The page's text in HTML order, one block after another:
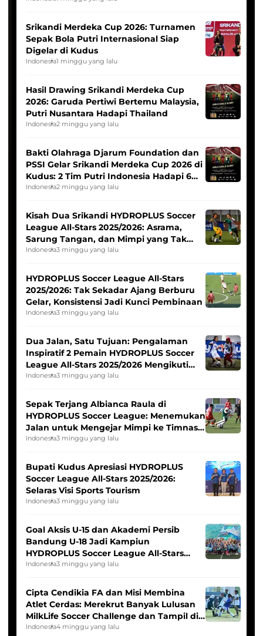
Srikandi Merdeka Cup 2026: Turnamen
Sepak Bola Putri Internasional Siap
Digelar di Kudus
Indonesia1 minggu yang lalu
Hasil Drawing Srikandi Merdeka Cup
2026: Garuda Pertiwi Bertemu Malaysia,
Putri Nusantara Hadapi Thailand
Indonesia2 minggu yang lalu
Bakti Olahraga Djarum Foundation dan
PSSI Gelar Srikandi Merdeka Cup 2026 di
Kudus: 2 Tim Putri Indonesia Hadapi 6
Tim Asia
Indonesia2 minggu yang lalu
Kisah Dua Srikandi HYDROPLUS Soccer
League All-Stars 2025/2026: Asrama,
Sarung Tangan, dan Mimpi yang Tak
Pernah Padam
Indonesia3 minggu yang lalu
HYDROPLUS Soccer League All-Stars
2025/2026: Tak Sekadar Ajang Berburu
Gelar, Konsistensi Jadi Kunci Pembinaan
Indonesia3 minggu yang lalu
Dua Jalan, Satu Tujuan: Pengalaman
Inspiratif 2 Pemain HYDROPLUS Soccer
League All-Stars 2025/2026 Mengikuti
Seleksi Timnas Indonesia Putri
Indonesia3 minggu yang lalu
Sepak Terjang Albianca Raula di
HYDROPLUS Soccer League: Menemukan
Jalan untuk Mengejar Mimpi ke Timnas
Indonesia Putri
Indonesia3 minggu yang lalu
Bupati Kudus Apresiasi HYDROPLUS
Soccer League All-Stars 2025/2026:
Selaras Visi Sports Tourism
Indonesia3 minggu yang lalu
Goal Aksis U-15 dan Akademi Persib
Bandung U-18 Jadi Kampiun
HYDROPLUS Soccer League All-Stars
2025/2026
Indonesia3 minggu yang lalu
Cipta Cendikia FA dan Misi Membina
Atlet Cerdas: Merekrut Banyak Lulusan
MilkLife Soccer Challenge dan Tampil di
HYDROPLUS Soccer League
Indonesia4 minggu yang lalu